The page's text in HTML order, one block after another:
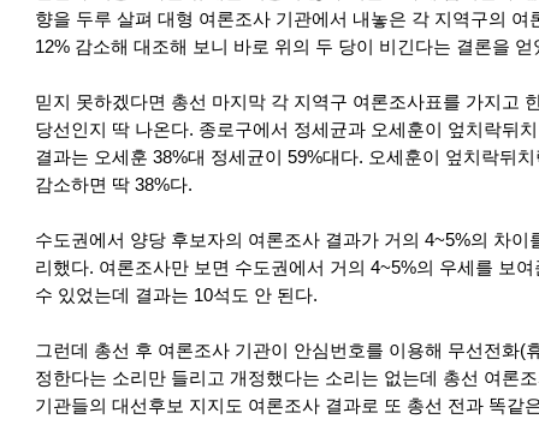
향을 두루 살펴 대형 여론조사 기관에서 내놓은 각 지역구의
12% 감소해 대조해 보니 바로 위의 두 당이 비긴다는 결론을 얻
믿지 못하겠다면 총선 마지막 각 지역구 여론조사표를 가지고
당선인지 딱 나온다. 종로구에서 정세균과 오세훈이 엎치락뒤
결과는 오세훈 38%대 정세균이 59%대다. 오세훈이 엎치락뒤
감소하면 딱 38%다.
수도권에서 양당 후보자의 여론조사 결과가 거의 4~5%의 차
리했다. 여론조사만 보면 수도권에서 거의 4~5%의 우세를 보
수 있었는데 결과는 10석도 안 된다.
그런데 총선 후 여론조사 기관이 안심번호를 이용해 무선전화(
정한다는 소리만 들리고 개정했다는 소리는 없는데 총선 여론
기관들의 대선후보 지지도 여론조사 결과로 또 총선 전과 똑같